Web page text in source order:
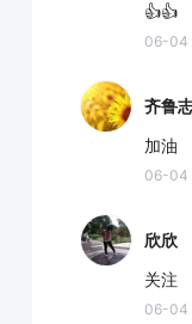
👍👍
06-04
齐鲁
加油
06-04
欣欣
关注
06-04